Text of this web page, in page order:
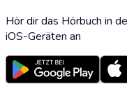
Hör dir das Hörbuch in
iOS-Geräten an